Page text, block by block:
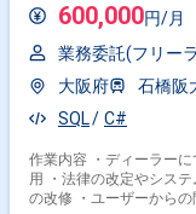
600,000円/月
業務委託(フリー
大阪府
石橋阪
SQL
C#
作業内容 ・ディーラー
用 ・法律の改定やシス
の改修 ・ユーザーから